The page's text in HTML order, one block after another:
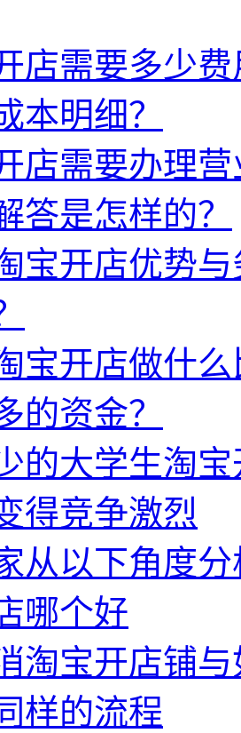
店需要多少
本明细？
店需要办理
答是怎样的？
宝开店优势
宝开店做什
的资金？
的大学生淘
得竞争激烈
从以下角度
哪个好
淘宝开店铺
样的流程